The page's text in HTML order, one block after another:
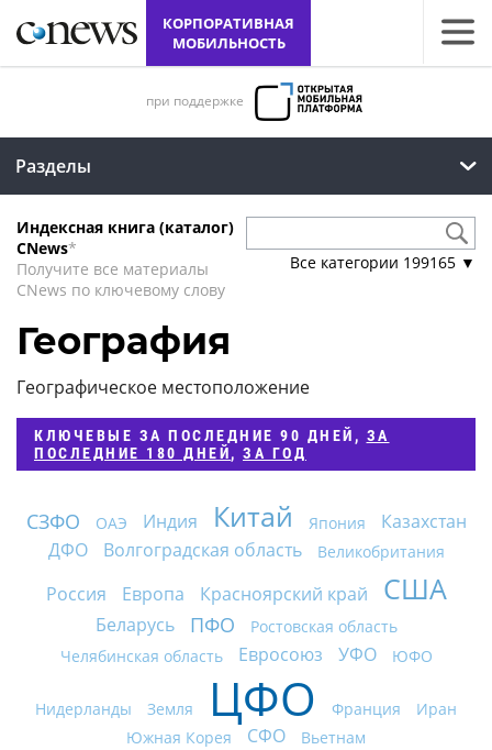
КОРПОРАТИВНАЯ
МОБИЛЬНОСТЬ
при поддержке
Разделы
Индексная книга (каталог)
CNews*
Получите все материалы
CNews по ключевому слову
Все категории 199165 ▼
География
Географическое местоположение
КЛЮЧЕВЫЕ ЗА ПОСЛЕДНИЕ 90 ДНЕЙ , ЗА
ПОСЛЕДНИЕ 180 ДНЕЙ, ЗА ГОД
СЗФО ОАЭ Индия Китай Япония
Казахстан
ДФО
Волгоградская область Великобритания
Россия Европа Красноярский край США
Беларусь ПФО
Ростовская область
Челябинская область
Евросоюз УФО ЮФО
Нидерланды Земля ЦФО Франция
Иран
Южная Корея
СФО Вьетнам